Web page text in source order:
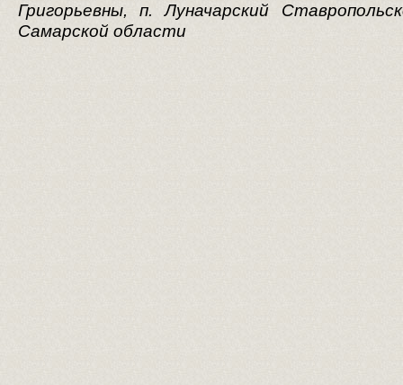
Григорьевны, п. Луначарский
Самарской области